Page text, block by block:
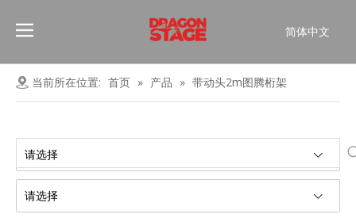
简体中文
Español
English
当前所在位置: 首页 » 产品 » 带动头2m图腾桁架
请选择
请选择